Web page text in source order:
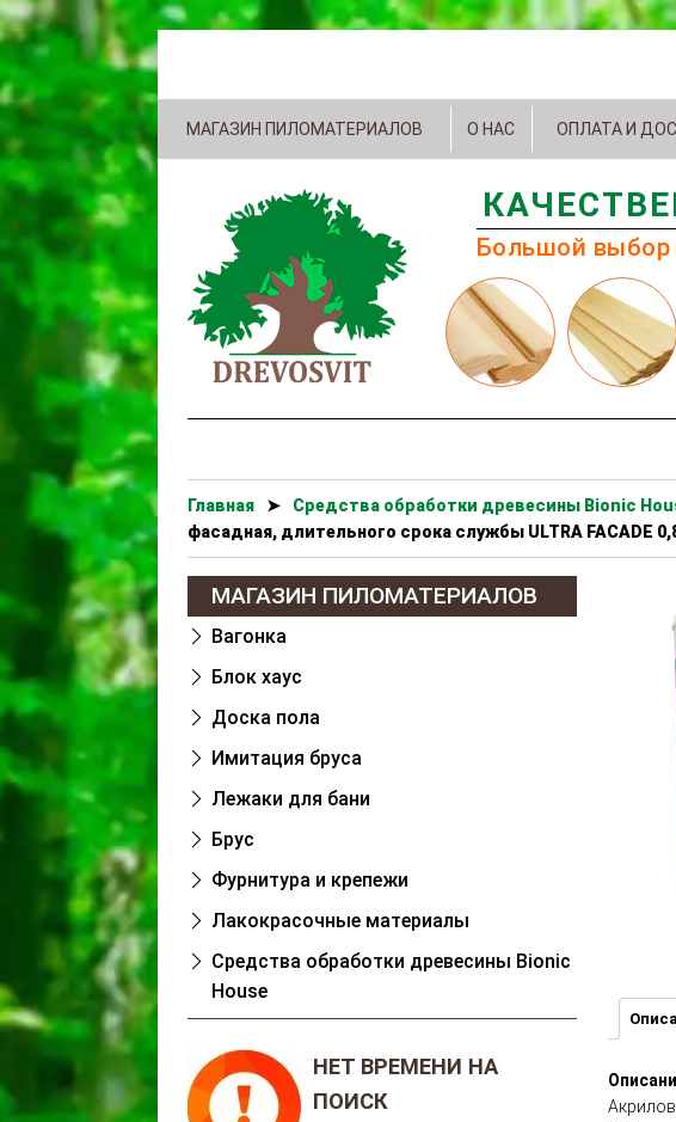
МАГАЗИН ПИЛОМАТЕРИАЛОВ О НАС ОПЛАТА И
Большой выбор
Главная ➤ Cредства обработки древесины Bionic
фасадная, длительного срока службы ULTRA FACADE
МАГАЗИН ПИЛОМАТЕРИАЛОВ
Вагонка
Блок хаус
Доска пола
Имитация бруса
Лежаки для бани
Брус
Фурнитура и крепежи
Лакокрасочные материалы
Cредства обработки древесины Bionic
House
НЕТ ВРЕМЕНИ НА
ПОИСК